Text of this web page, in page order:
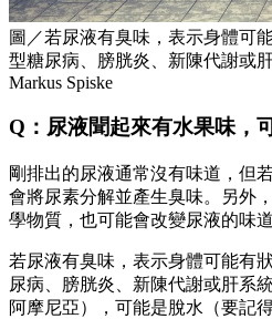
圖／若尿液有臭味，表示身體可
型糖尿病、膀胱炎、新陳代謝或
Markus Spiske
Q：尿液聞起來有水果味，
剛排出的尿液通常沒有味道，但
會將尿素分解並產生臭味。另外
學物質，也可能會改變尿液的味道
若尿液有臭味，表示身體可能有
尿病、膀胱炎、新陳代謝或肝系
阿摩尼亞），可能是脫水（要記